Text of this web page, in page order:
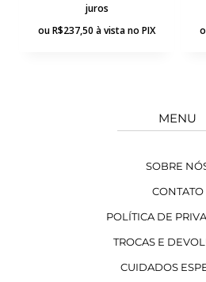
juros
ouR$237,50 à vista no PIX
MENU
SOBRE
CONTATO
POLÍTICA DE
TROCAS E
CUIDADOS